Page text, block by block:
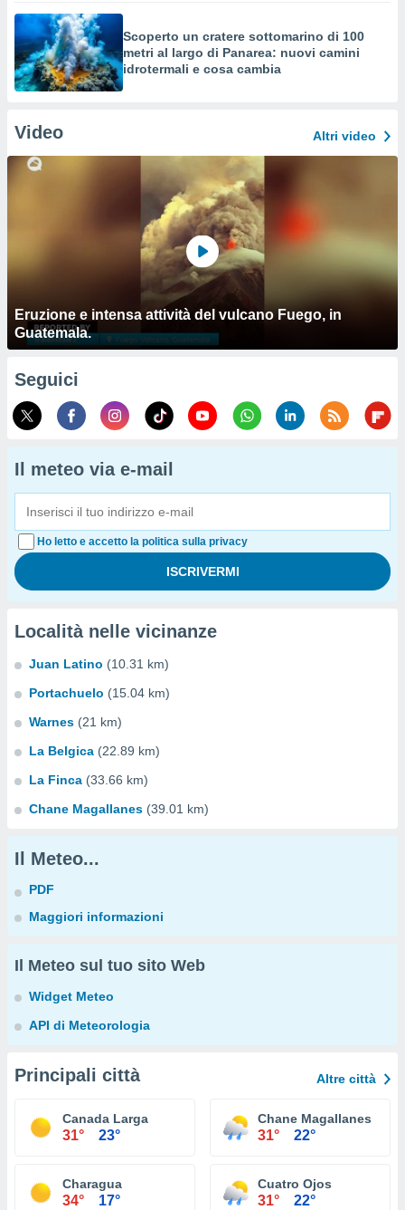
Scoperto un cratere sottomarino di 100
metri al largo di Panarea: nuovi camini
idrotermali e cosa cambia
Video Altri video
Eruzione e intensa attività del vulcano Fuego, in
Guatemala.
Seguici
Il meteo via e-mail
Ho letto e accetto la politica sulla privacy
Località nelle vicinanze
Juan Latino (10.31 km)
Portachuelo (15.04 km)
Warnes (21 km)
La Belgica (22.89 km)
La Finca (33.66 km)
Chane Magallanes (39.01 km)
Il Meteo...
PDF
Maggiori informazioni
Il Meteo sul tuo sito Web
Widget Meteo
API di Meteorologia
Principali città Altre città
Canada Larga
31° 23°
Chane Magallanes
31° 22°
Charagua
34° 17°
Cuatro Ojos
31° 22°